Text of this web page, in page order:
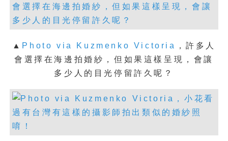
▲ Photo via Kuzmenko Victoria ，許多人
會選擇在海邊拍婚紗，但如果這樣呈現，會讓
多少人的目光停留許久呢？